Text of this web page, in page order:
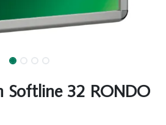
Softline 32 RONDO